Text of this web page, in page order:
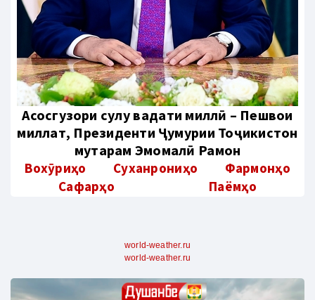
Aсосгузори сулҳу ваҳдати миллӣ – Пешвои
миллат, Президенти Ҷумҳурии Тоҷикистон
муҳтарам Эмомалӣ Раҳмон
Вохӯриҳо Суханрониҳо
Фармонҳо
Сафарҳо
Паёмҳо
world-weather.ru
world-weather.ru